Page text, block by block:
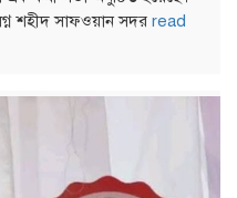
শহীদ সাফওয়ান সদর read